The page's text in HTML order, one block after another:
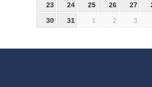
23
24 25 26 27
30
31 1 2 3